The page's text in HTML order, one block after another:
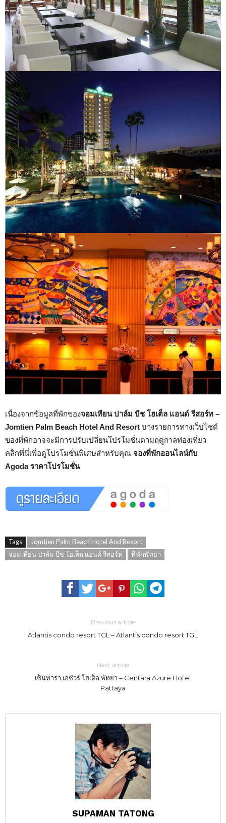
เนื่องจากข้อมูลที่พักของจอมเทียน ปาล์ม บีช โฮเต็ล แอนด์ รีสอร์ท –
Jomtien Palm Beach Hotel And Resort บางรายการทางเว็บไซต์
ของที่พักอาจจะมีการปรับเปลี่ยนโปรโมชั่นตามฤดูกาลท่องเที่ยว
คลิกที่นี่เพื่อดูโปรโมชั่นพิเศษสำหรับคุณ จองที่พักออนไลน์กับ
Agoda ราคาโปรโมชั่น
Tags
Jomtien Palm Beach Hotel And Resort
จอมเทียน ปาล์ม บีช โฮเต็ล แอนด์ รีสอร์ท
ที่พักพัทยา
Previous article
Atlantis condo resort TGL – Atlantis condo resort TGL
Next article
เซ็นทารา เอซัวร์ โฮเต็ล พัทยา – Centara Azure Hotel
Pattaya
SUPAMAN TATONG